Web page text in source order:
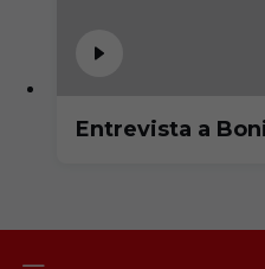
Entrevista a